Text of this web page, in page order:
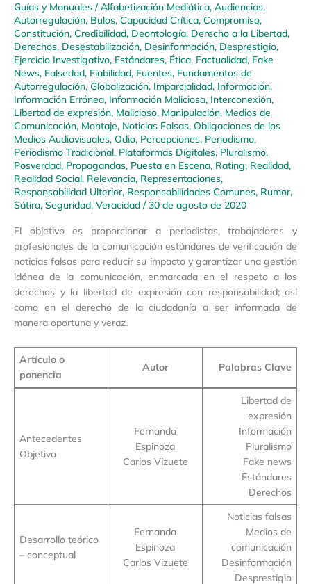
Guías y Manuales /Alfabetización Mediática, Audiencias,
Autorregulación, Bulos, Capacidad Crítica, Compromiso,
Constitución, Credibilidad, Deontología, Derecho a la Libertad,
Derechos, Desestabilización, Desinformación, Desprestigio,
Ejercicio Investigativo, Estándares, Ética, Factualidad, Fake
News, Falsedad, Fiabilidad, Fuentes, Fundamentos de
Autorregulación, Globalización, Imparcialidad, Información,
Información Errónea, Información Maliciosa, Interconexión,
Libertad de expresión, Malicioso, Manipulación, Medios de
Comunicación, Montaje, Noticias Falsas, Obligaciones de los
Medios Audiovisuales, Odio, Percepciones, Periodismo,
Periodismo Tradicional, Plataformas Digitales, Pluralismo,
Posverdad, Propagandas, Puesta en Escena, Rating, Realidad,
Realidad Social, Relevancia, Representaciones,
Responsabilidad Ulterior, Responsabilidades Comunes, Rumor,
Sátira, Seguridad, Veracidad /30 de agosto de 2020
El objetivo es proporcionar a periodistas, trabajadores y
profesionales de la comunicación estándares de verificación de
noticias falsas para reducir su impacto y garantizar una gestión
idónea de la comunicación, enmarcada en el respeto a los
derechos y la libertad de expresión con responsabilidad; así
como en el derecho de la ciudadanía a ser informada de
manera oportuna y veraz.
Artículo o
ponencia
Autor Palabras Clave
Antecedentes
Objetivo
Fernanda
Espinoza
Carlos Vizuete
Libertad de
expresión
Información
Pluralismo
Fake news
Estándares
Derechos
Desarrollo teórico
– conceptual
Fernanda
Espinoza
Carlos Vizuete
Noticias falsas
Medios de
comunicación
Desinformación
Desprestigio